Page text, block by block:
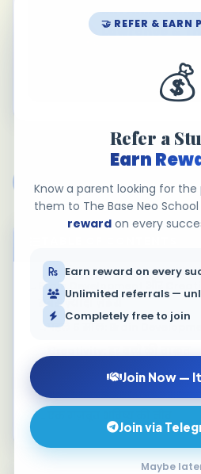
Mr. Anil Joshi,
Lawrence &
THE BASE NEO
Blog pe
Brain Development और
सबसे ज़्यादा ज़रूरी
पहले 5 साल: Brain
Brain Development और
🤝 REFER & EARN
💰
Refer a
Earn
Know a parent looking for
them to The Base Neo
rewardon every
Earn reward on every
Unlimited referrals —
Completely free to join
Join Now —
Join via
Maybe